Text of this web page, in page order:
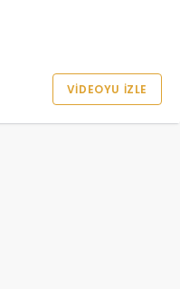
VIDEOYU İZLE